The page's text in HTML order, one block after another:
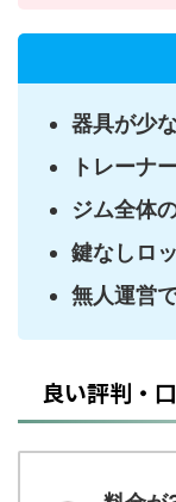
器具が少
トレーナ
ジム全体
鍵なしロ
無人運営
良い評判・